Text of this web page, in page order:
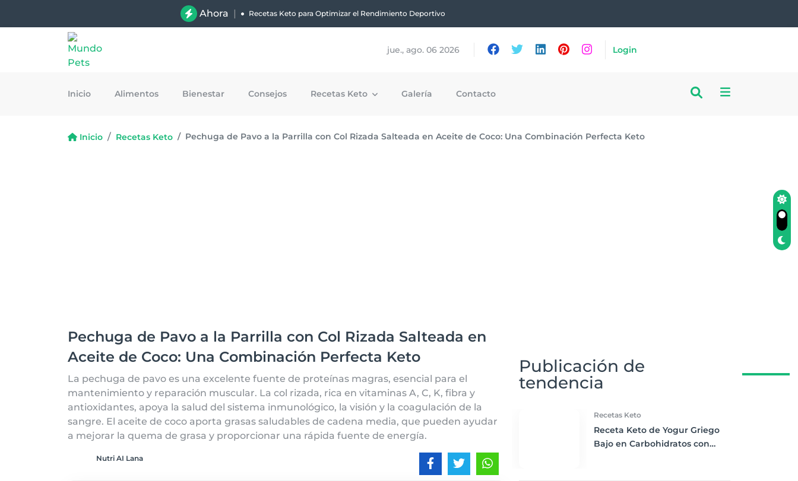
Ahora | Recetas Keto para Optimizar el Rendimiento Deportivo
jue., ago. 06 2026 Login
Inicio Alimentos Bienestar Consejos Recetas Keto Galería Contacto
Inicio Recetas Keto Pechuga de Pavo a la Parrilla con Col Rizada Salteada en Aceite de Coco: Una Combinación Perfecta Keto
Pechuga de Pavo a la Parrilla con Col Rizada Salteada en
Aceite de Coco: Una Combinación Perfecta Keto
La pechuga de pavo es una excelente fuente de proteínas magras, esencial para el
mantenimiento y reparación muscular. La col rizada, rica en vitaminas A, C, K, fibra y
antioxidantes, apoya la salud del sistema inmunológico, la visión y la coagulación de la
sangre. El aceite de coco aporta grasas saludables de cadena media, que pueden ayudar
a mejorar la quema de grasa y proporcionar una rápida fuente de energía.
Nutri AI Lana
Publicación de
tendencia
Recetas Keto
Receta Keto de Yogur Griego
Bajo en Carbohidratos con